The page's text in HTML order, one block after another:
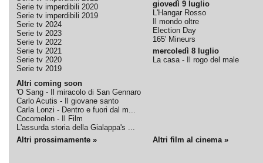
Serie tv imperdibili 2020
Serie tv imperdibili 2019
Serie tv 2024
Serie tv 2023
Serie tv 2022
Serie tv 2021
Serie tv 2020
Serie tv 2019
Altri coming soon
'O Sang - Il miracolo di San Gennaro
Carlo Acutis - Il giovane santo
Carla Lonzi - Dentro e fuori dal m...
Cocomelon - Il Film
L'assurda storia della Gialappa's ...
giovedì 9 luglio
L'Hangar Rosso
Il mondo oltre
Election Day
165' Mineurs
mercoledì 8 luglio
La casa - Il rogo del male
Altri prossimamente » Altri film al cinema »